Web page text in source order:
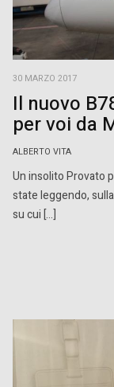
30 MARZO 2017
Il nuovo
per voi da
ALBERTO VITA
Un insolito Provato
state leggendo,
su cui […]